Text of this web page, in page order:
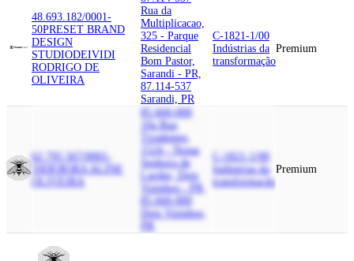
48.693.182/0001-
50PRESET BRAND
DESIGN
STUDIODEIVIDI
RODRIGO DE
OLIVEIRA
Rua da
Multiplicacao,
325 - Parque
Residencial
Bom Pastor,
Sarandi - PR,
87.114-537
Sarandi, PR
C-1821-1/00
Indústrias da
transformação
Premium
62.795.567/0001-
DEBORA ALINE
OLIVEIRA
85.660-000
10a Rua
Tiradentes,
1524 - Nossa
Senhora de
Lurdes, Dois
Vizinhos - PR,
85.660-000
Dois Vizinhos,
C-1821-1/00
Indústrias da
transformação
Premium